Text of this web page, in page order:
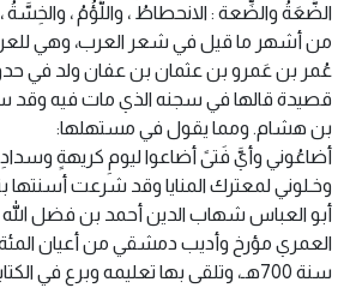
الضَّعَةُ والضِّعة : الانحطاطُ ، واللُّؤُمُ ، والخِسَّةُ ،
من أشهر ما قيل في شعر العرب، وهي
قصيدة قالها في سجنه الذي مات فيه وقد
بن هشام. ومما يقول في مستهلها:
أضاعُوني وأيَّ فَتىً أضاعوا ليومِ كريهةٍ وسدادِ
وخـلوني لمعترك المنايا وقد شرعت أسنتها
أبو العباس شهاب الدين أحمد بن فضل
العمري مؤرخ وأديب دمشقي من أعيان
سنة 700هـ، وتلقى بها تعليمه وبرع في